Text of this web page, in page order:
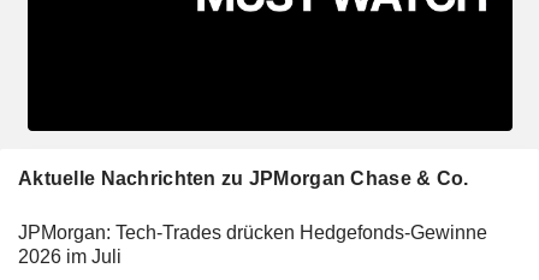
Aktuelle Nachrichten zu JPMorgan Chase & Co.
JPMorgan: Tech-Trades drücken Hedgefonds-Gewinne
2026 im Juli